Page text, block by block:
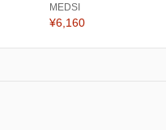
MEDSI
¥6,160